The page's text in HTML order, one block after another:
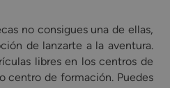
no consigues una de ellas,
de lanzarte a la aventura.
libres en los centros de
centro de formación. Puedes